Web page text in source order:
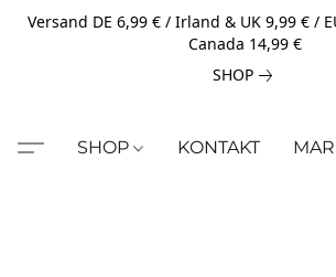
Versand DE 6,99 € / Irland & UK 9,99 € /
Canada 14,99 €
SHOP
SHOP KONTAKT